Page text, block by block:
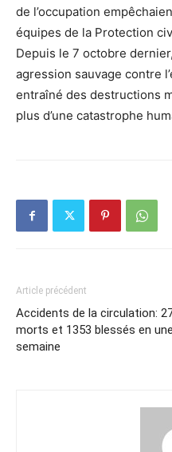
de l’occupation
équipes de la Protection
Depuis le 7 octobre
agression sauvage contre
entraîné des destructions
plus d’une catastrophe
Article précédent
Accidents de la circulation:
morts et 1353 blessés en une
semaine